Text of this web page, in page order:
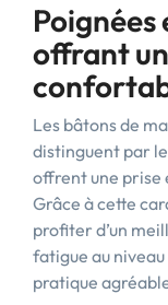
offrant
Les bâtons de
distinguent par
offrent une prise
Grâce à cette
profiter d’un
fatigue au niveau
pratique